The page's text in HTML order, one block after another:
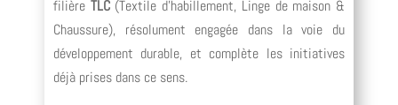
filière TLC(Textile d’habillement, Linge de maison &
Chaussure), résolument engagée dans la voie du
développement durable, et complète les initiatives
déjà prises dans ce sens.